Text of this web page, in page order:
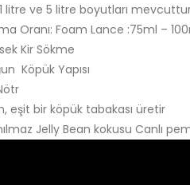
litre ve 5 litre boyutları
Oranı: Foam Lance :75ml –
Kir Sökme
Köpük Yapısı
eşit bir köpük tabakası üretir
Jelly Bean kokusu Canlı